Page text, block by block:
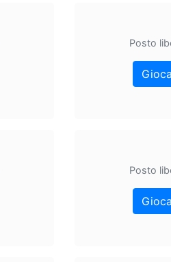
Posto
Gioca
Posto
Gioca